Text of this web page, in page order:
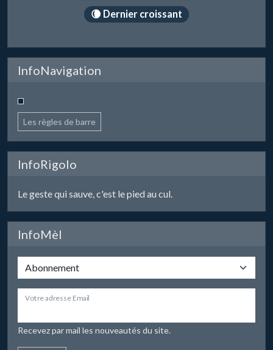
🌘 Dernier croissant
InfoNavigation
Les règles de barre
InfoRigolo
Le geste qui sauve, c'est le pied au cul.
InfoMèl
Votre adresse Email
Recevez par mail les nouveautés du site.